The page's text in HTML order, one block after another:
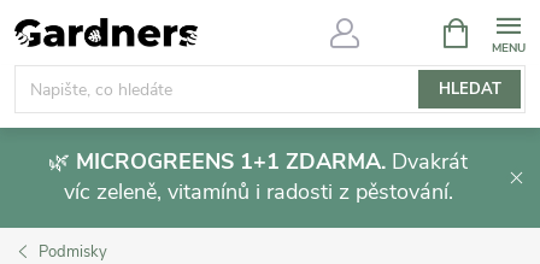
Přejít
na
obsah
HLEDAT
NÁKUPNÍ
KOŠÍK
🌿 MICROGREENS 1+1 ZDARMA. Dvakrát
víc zeleně, vitamínů i radosti z pěstování.
Podmisky